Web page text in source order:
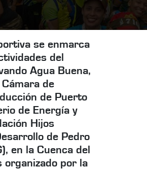
se enmarca
del
Agua Buena,
de
de Puerto
de Energía y
Hijos
de Pedro
en la Cuenca del
organizado por la